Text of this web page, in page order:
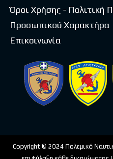
Όροι Χρήσης - Πολιτική
Προσωπικού Χαρακτήρα
Επικοινωνία
Copyright © 2024 Πολεμικό